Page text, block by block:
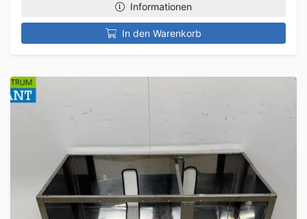
Informationen
In den Warenkorb